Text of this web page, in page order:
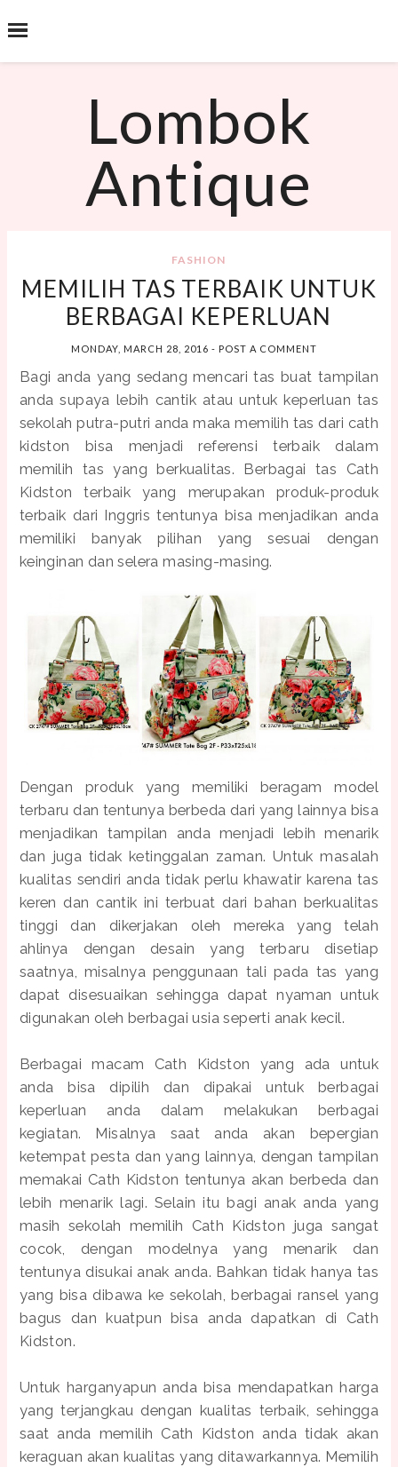
˟
Lombok
Antique
FASHION
MEMILIH TAS TERBAIK UNTUK
BERBAGAI KEPERLUAN
MONDAY, MARCH 28, 2016 - POST A COMMENT
Bagi anda yang sedang mencari tas buat tampilan
anda supaya lebih cantik atau untuk keperluan tas
sekolah putra-putri anda maka memilih tas dari cath
kidston bisa menjadi referensi terbaik dalam
memilih tas yang berkualitas. Berbagai tas Cath
Kidston terbaik yang merupakan produk-produk
terbaik dari Inggris tentunya bisa menjadikan anda
memiliki banyak pilihan yang sesuai dengan
keinginan dan selera masing-masing.
Dengan produk yang memiliki beragam model
terbaru dan tentunya berbeda dari yang lainnya bisa
menjadikan tampilan anda menjadi lebih menarik
dan juga tidak ketinggalan zaman. Untuk masalah
kualitas sendiri anda tidak perlu khawatir karena tas
keren dan cantik ini terbuat dari bahan berkualitas
tinggi dan dikerjakan oleh mereka yang telah
ahlinya dengan desain yang terbaru disetiap
saatnya, misalnya penggunaan tali pada tas yang
dapat disesuaikan sehingga dapat nyaman untuk
digunakan oleh berbagai usia seperti anak kecil.
Berbagai macam Cath Kidston yang ada untuk
anda bisa dipilih dan dipakai untuk berbagai
keperluan anda dalam melakukan berbagai
kegiatan. Misalnya saat anda akan bepergian
ketempat pesta dan yang lainnya, dengan tampilan
memakai Cath Kidston tentunya akan berbeda dan
lebih menarik lagi. Selain itu bagi anak anda yang
masih sekolah memilih Cath Kidston juga sangat
cocok, dengan modelnya yang menarik dan
tentunya disukai anak anda. Bahkan tidak hanya tas
yang bisa dibawa ke sekolah, berbagai ransel yang
bagus dan kuatpun bisa anda dapatkan di Cath
Kidston.
Untuk harganyapun anda bisa mendapatkan harga
yang terjangkau dengan kualitas terbaik, sehingga
saat anda memilih Cath Kidston anda tidak akan
keraguan akan kualitas yang ditawarkannya. Memilih